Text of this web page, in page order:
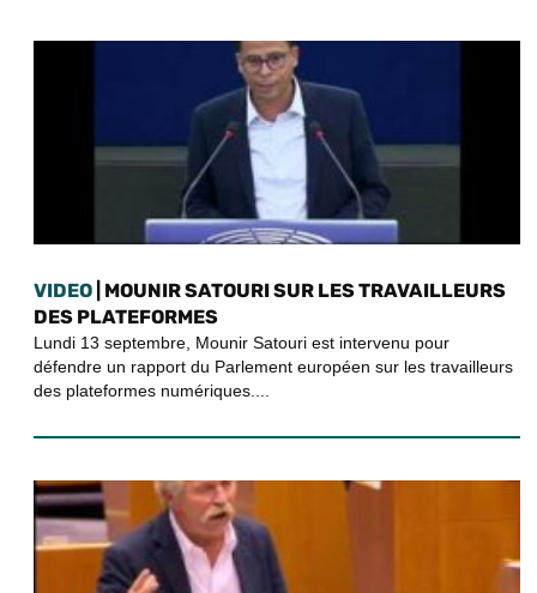
VIDEO | MOUNIR SATOURI SUR LES TRAVAILLEURS
DES PLATEFORMES
Lundi 13 septembre, Mounir Satouri est intervenu pour
défendre un rapport du Parlement européen sur les travailleurs
des plateformes numériques....